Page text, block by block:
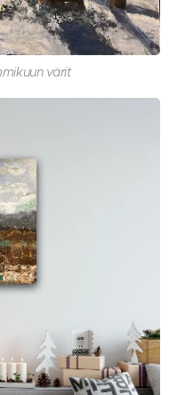
värit